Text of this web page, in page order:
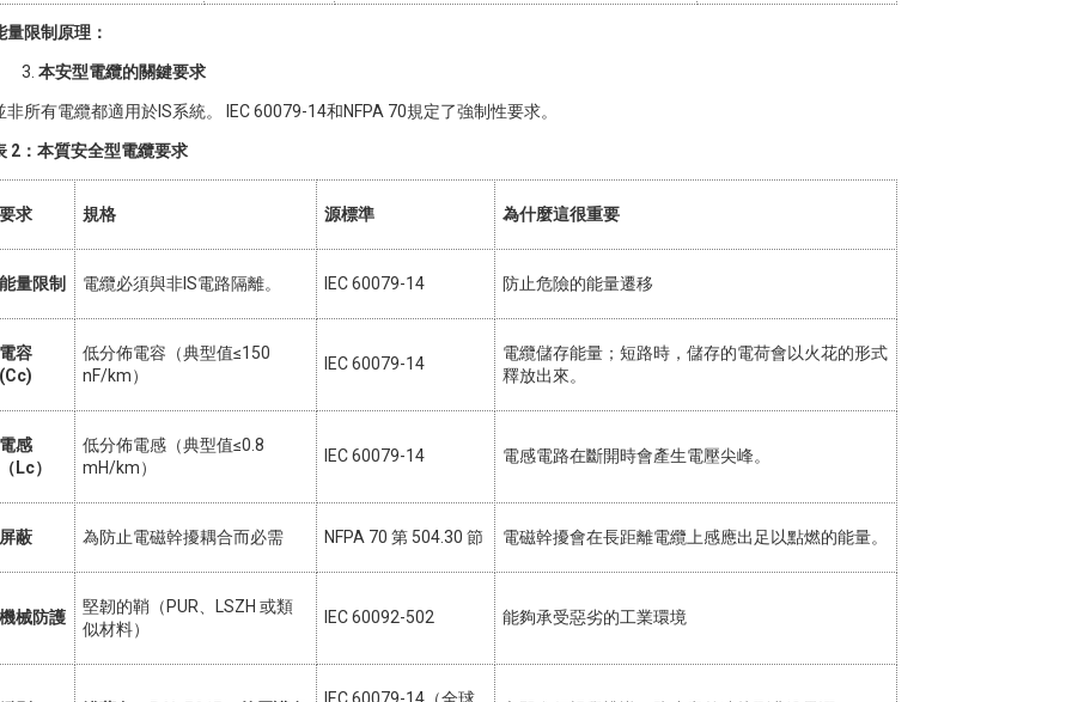
量限制原理：
本安型電纜的關鍵要求
非所有電纜都適用於IS系統。 IEC 60079-14和NFPA 70規定了強制性要求。
2：本質安全型電纜要求
要求 規格 源標準 為什麼這很重要
能量限制 電纜必須與非IS電路隔離。 IEC 60079-14 防止危險的能量遷移
電容
(Cc)
低分佈電容（典型值≤150
nF/km）
IEC 60079-14
電纜儲存能量；短路時，儲存的電荷會以火花的形式
釋放出來。
電感
（Lc）
低分佈電感（典型值≤0.8
mH/km）
IEC 60079-14 電感電路在斷開時會產生電壓尖峰。
屏蔽 為防止電磁幹擾耦合而必需 NFPA 70 第 504.30 節 電磁幹擾會在長距離電纜上感應出足以點燃的能量。
機械防護
堅韌的鞘（PUR、LSZH 或類
似材料）
IEC 60092-502 能夠承受惡劣的工業環境